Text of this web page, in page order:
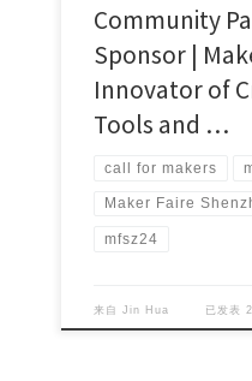
Community
Sponsor |
Innovator of
Tools and …
call for makers
Maker Faire
mfsz24
来自Jin Hua 已发表